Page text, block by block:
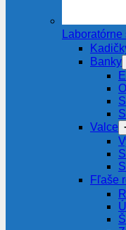
Banky
Valce
Fľaše